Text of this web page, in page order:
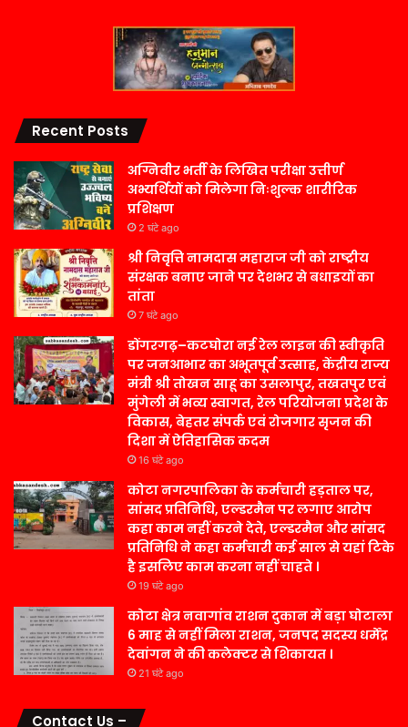
Recent Posts
अग्निवीर भर्ती के लिखित परीक्षा उत्तीर्ण
अभ्यर्थियों को मिलेगा निःशुल्क शारीरिक
प्रशिक्षण
2 घंटे ago
श्री निवृत्ति नामदास महाराज जी को राष्ट्रीय
संरक्षक बनाए जाने पर देशभर से बधाइयों का
तांता
7 घंटे ago
डोंगरगढ़–कटघोरा नई रेल लाइन की स्वीकृति
पर जनआभार का अभूतपूर्व उत्साह, केंद्रीय राज्य
मंत्री श्री तोखन साहू का उसलापुर, तखतपुर एवं
मुंगेली में भव्य स्वागत, रेल परियोजना प्रदेश के
विकास, बेहतर संपर्क एवं रोजगार सृजन की
दिशा में ऐतिहासिक कदम
16 घंटे ago
कोटा नगरपालिका के कर्मचारी हड़ताल पर,
सांसद प्रतिनिधि, एल्डरमैन पर लगाए आरोप
कहा काम नहीं करने देते, एल्डरमैन और सांसद
प्रतिनिधि ने कहा कर्मचारी कई साल से यहां टिके
है इसलिए काम करना नहीं चाहते ।
19 घंटे ago
कोटा क्षेत्र नवागांव राशन दुकान में बड़ा घोटाला
6 माह से नहीं मिला राशन, जनपद सदस्य धर्मेंद्र
देवांगन ने की कलेक्टर से शिकायत ।
21 घंटे ago
Contact Us –